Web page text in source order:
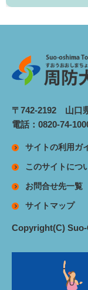
〒742-2192 山口
電話：0820-74-
サイトの利用ガ
このサイトにつ
お問合せ先一覧
サイトマップ
Copyright(C)